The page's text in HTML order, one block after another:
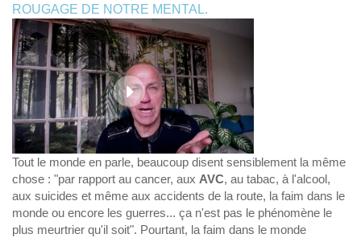
ROUGAGE DE NOTRE MENTAL.
Tout le monde en parle, beaucoup disent sensiblement la même
chose : "par rapport au cancer, aux AVC, au tabac, à l'alcool,
aux suicides et même aux accidents de la route, la faim dans le
monde ou encore les guerres... ça n'est pas le phénomène le
plus meurtrier qu'il soit". Pourtant, la faim dans le monde